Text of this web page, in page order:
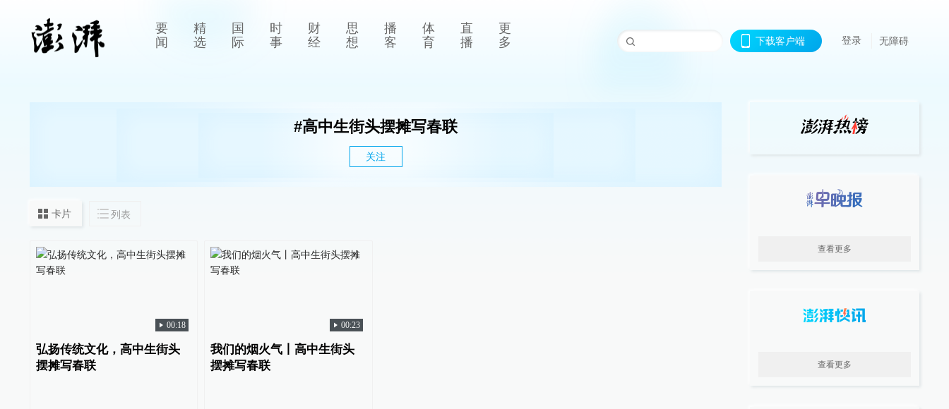
要
闻
精
选
国
际
时
事
财
经
思
想
播
客
体
育
直
播
更
多
下载客户端 登录 无障碍
#高中生街头摆摊写春联
关注
卡片 列表
00:18
弘扬传统文化，高中生街头
摆摊写春联
00:23
我们的烟火气丨高中生街头
摆摊写春联
查看更多
查看更多